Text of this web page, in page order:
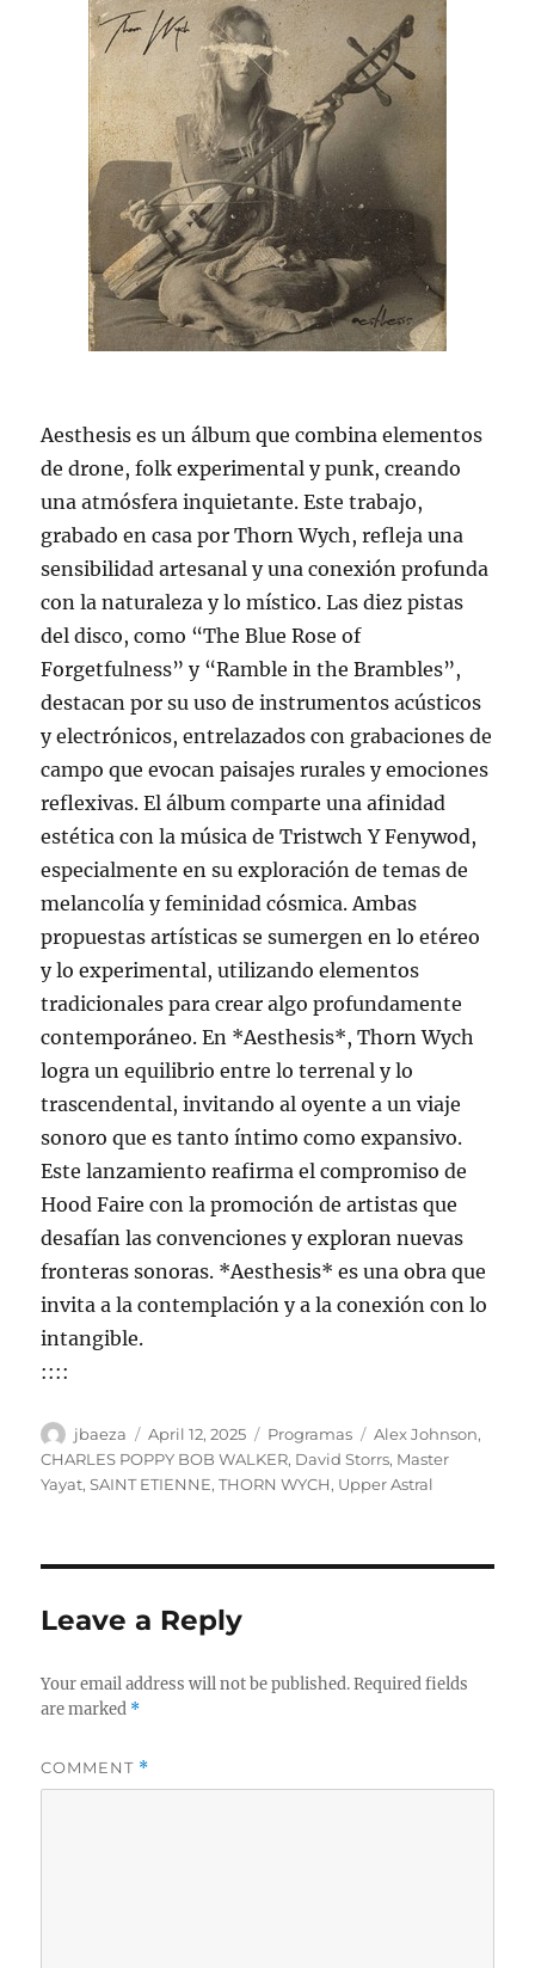
Aesthesis es un álbum que combina elementos
de drone, folk experimental y punk, creando
una atmósfera inquietante. Este trabajo,
grabado en casa por Thorn Wych, refleja una
sensibilidad artesanal y una conexión profunda
con la naturaleza y lo místico. Las diez pistas
del disco, como “The Blue Rose of
Forgetfulness” y “Ramble in the Brambles”,
destacan por su uso de instrumentos acústicos
y electrónicos, entrelazados con grabaciones de
campo que evocan paisajes rurales y emociones
reflexivas. El álbum comparte una afinidad
estética con la música de Tristwch Y Fenywod,
especialmente en su exploración de temas de
melancolía y feminidad cósmica. Ambas
propuestas artísticas se sumergen en lo etéreo
y lo experimental, utilizando elementos
tradicionales para crear algo profundamente
contemporáneo. En *Aesthesis*, Thorn Wych
logra un equilibrio entre lo terrenal y lo
trascendental, invitando al oyente a un viaje
sonoro que es tanto íntimo como expansivo.
Este lanzamiento reafirma el compromiso de
Hood Faire con la promoción de artistas que
desafían las convenciones y exploran nuevas
fronteras sonoras. *Aesthesis* es una obra que
invita a la contemplación y a la conexión con lo
intangible.
::::
Author
jbaeza
Posted
on
April 12, 2025 Categories
Programas Tags
Alex Johnson,
CHARLES POPPY BOB WALKER, David Storrs, Master
Yayat,SAINT ETIENNE,THORN WYCH, Upper Astral
Leave a Reply
Your email address will not be published. Required fields
are marked *
COMMENT *